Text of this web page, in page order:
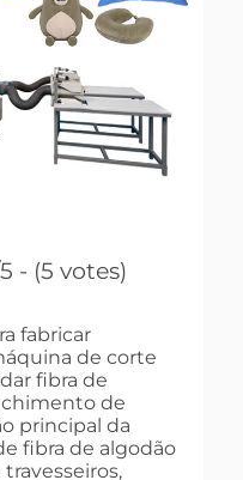
- (5 votes)
fabricar
de corte
fibra de
de
principal da
fibra de algodão